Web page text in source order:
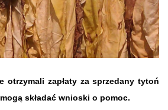
otrzymali zapłaty za sprzedany tytoń
składać wnioski o pomoc.